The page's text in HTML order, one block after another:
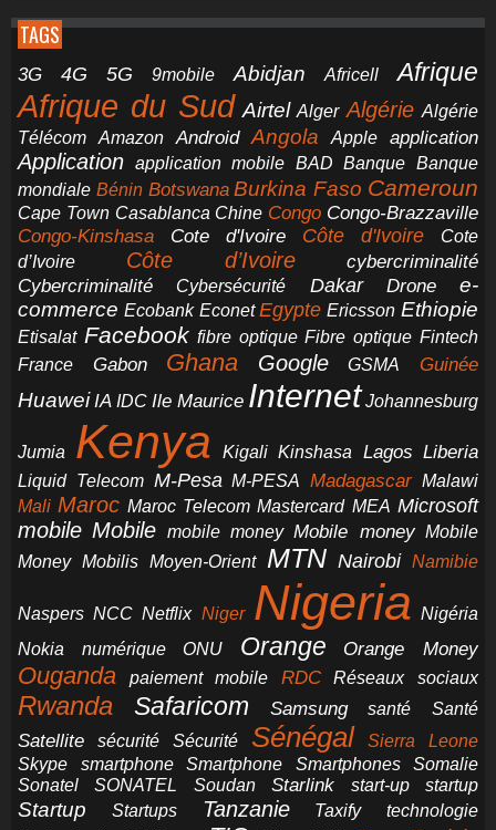
TAGS
3G 4G 5G 9mobile Abidjan Africell Afrique
Afrique du Sud Airtel Alger Algérie Algérie
Télécom
Amazon Android Angola Apple application
Application application mobile BAD Banque Banque
mondiale Bénin Botswana Burkina Faso Cameroun
Cape Town Casablanca Chine Congo Congo-Brazzaville
Congo-Kinshasa Cote d'Ivoire Côte d'Ivoire
Cote
d’Ivoire
Côte d’Ivoire
cybercriminalité
Cybercriminalité
Cybersécurité Dakar Drone
e-
commerce Ecobank Econet Egypte Ericsson Ethiopie
Etisalat Facebook fibre optique Fibre optique Fintech
France
Gabon Ghana Google GSMA Guinée
Huawei IA IDC Ile Maurice Internet Johannesburg
Jumia Kenya Kigali Kinshasa Lagos Liberia
Liquid Telecom M-Pesa M-PESA Madagascar Malawi
Mali Maroc Maroc Telecom Mastercard MEA Microsoft
mobile Mobile mobile money Mobile money Mobile
Money Mobilis Moyen-Orient MTN Nairobi Namibie
Naspers NCC Netflix Niger Nigeria Nigéria
Nokia
numérique ONU Orange Orange Money
Ouganda paiement mobile RDC Réseaux sociaux
Rwanda Safaricom Samsung santé Santé
Satellite sécurité Sécurité Sénégal
Sierra Leone
Skype
smartphone Smartphone Smartphones
Somalie
Sonatel
SONATEL Soudan Starlink start-up startup
Startup Startups Tanzanie Taxify
technologie